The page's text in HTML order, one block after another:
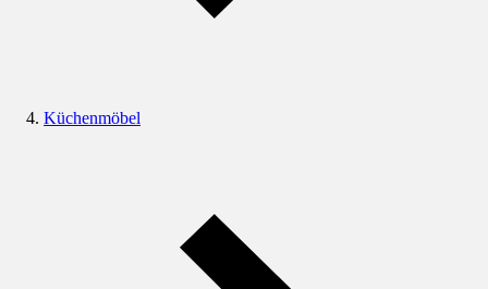
Küchenmöbel